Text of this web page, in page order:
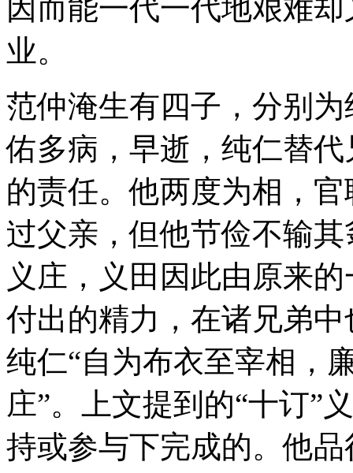
因而能一代一代地艰难
业。
范仲淹生有四子，分别
佑多病，早逝，纯仁替
的责任。他两度为相，
过父亲，但他节俭不输
义庄，义田因此由原来
付出的精力，在诸兄弟
纯仁“自为布衣至宰相，
庄”。上文提到的“十订”
持或参与下完成的。他